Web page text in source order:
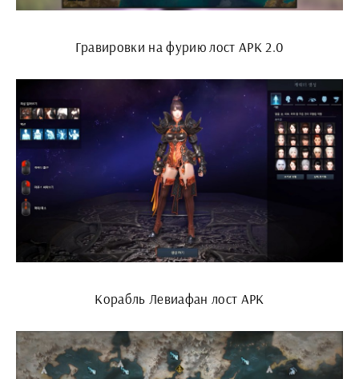
Гравировки на фурию лост АРК 2.0
Корабль Левиафан лост АРК